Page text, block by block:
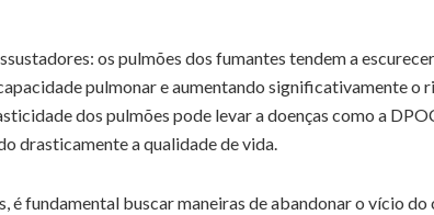
os pulmões dos fumantes tendem a
pulmonar e aumentando significativamente o
dos pulmões pode levar a doenças como a
drasticamente a qualidade de vida.
é fundamental buscar maneiras de abandonar o vício